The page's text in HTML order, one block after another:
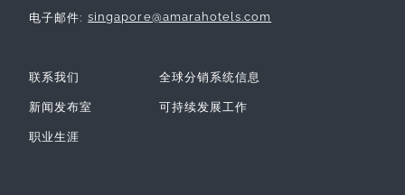
电子邮件
singapore@amarahotels.com
联系我们
新闻发布室
职业生涯
全球分销系统信息
可持续发展工作